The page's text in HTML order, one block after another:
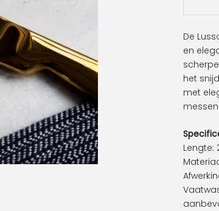
De
en
het
met
Lengte: